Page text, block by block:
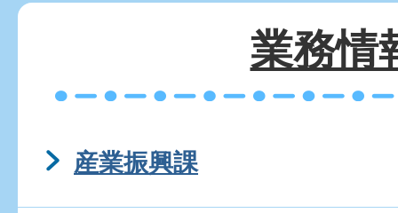
業務情
産業振興課